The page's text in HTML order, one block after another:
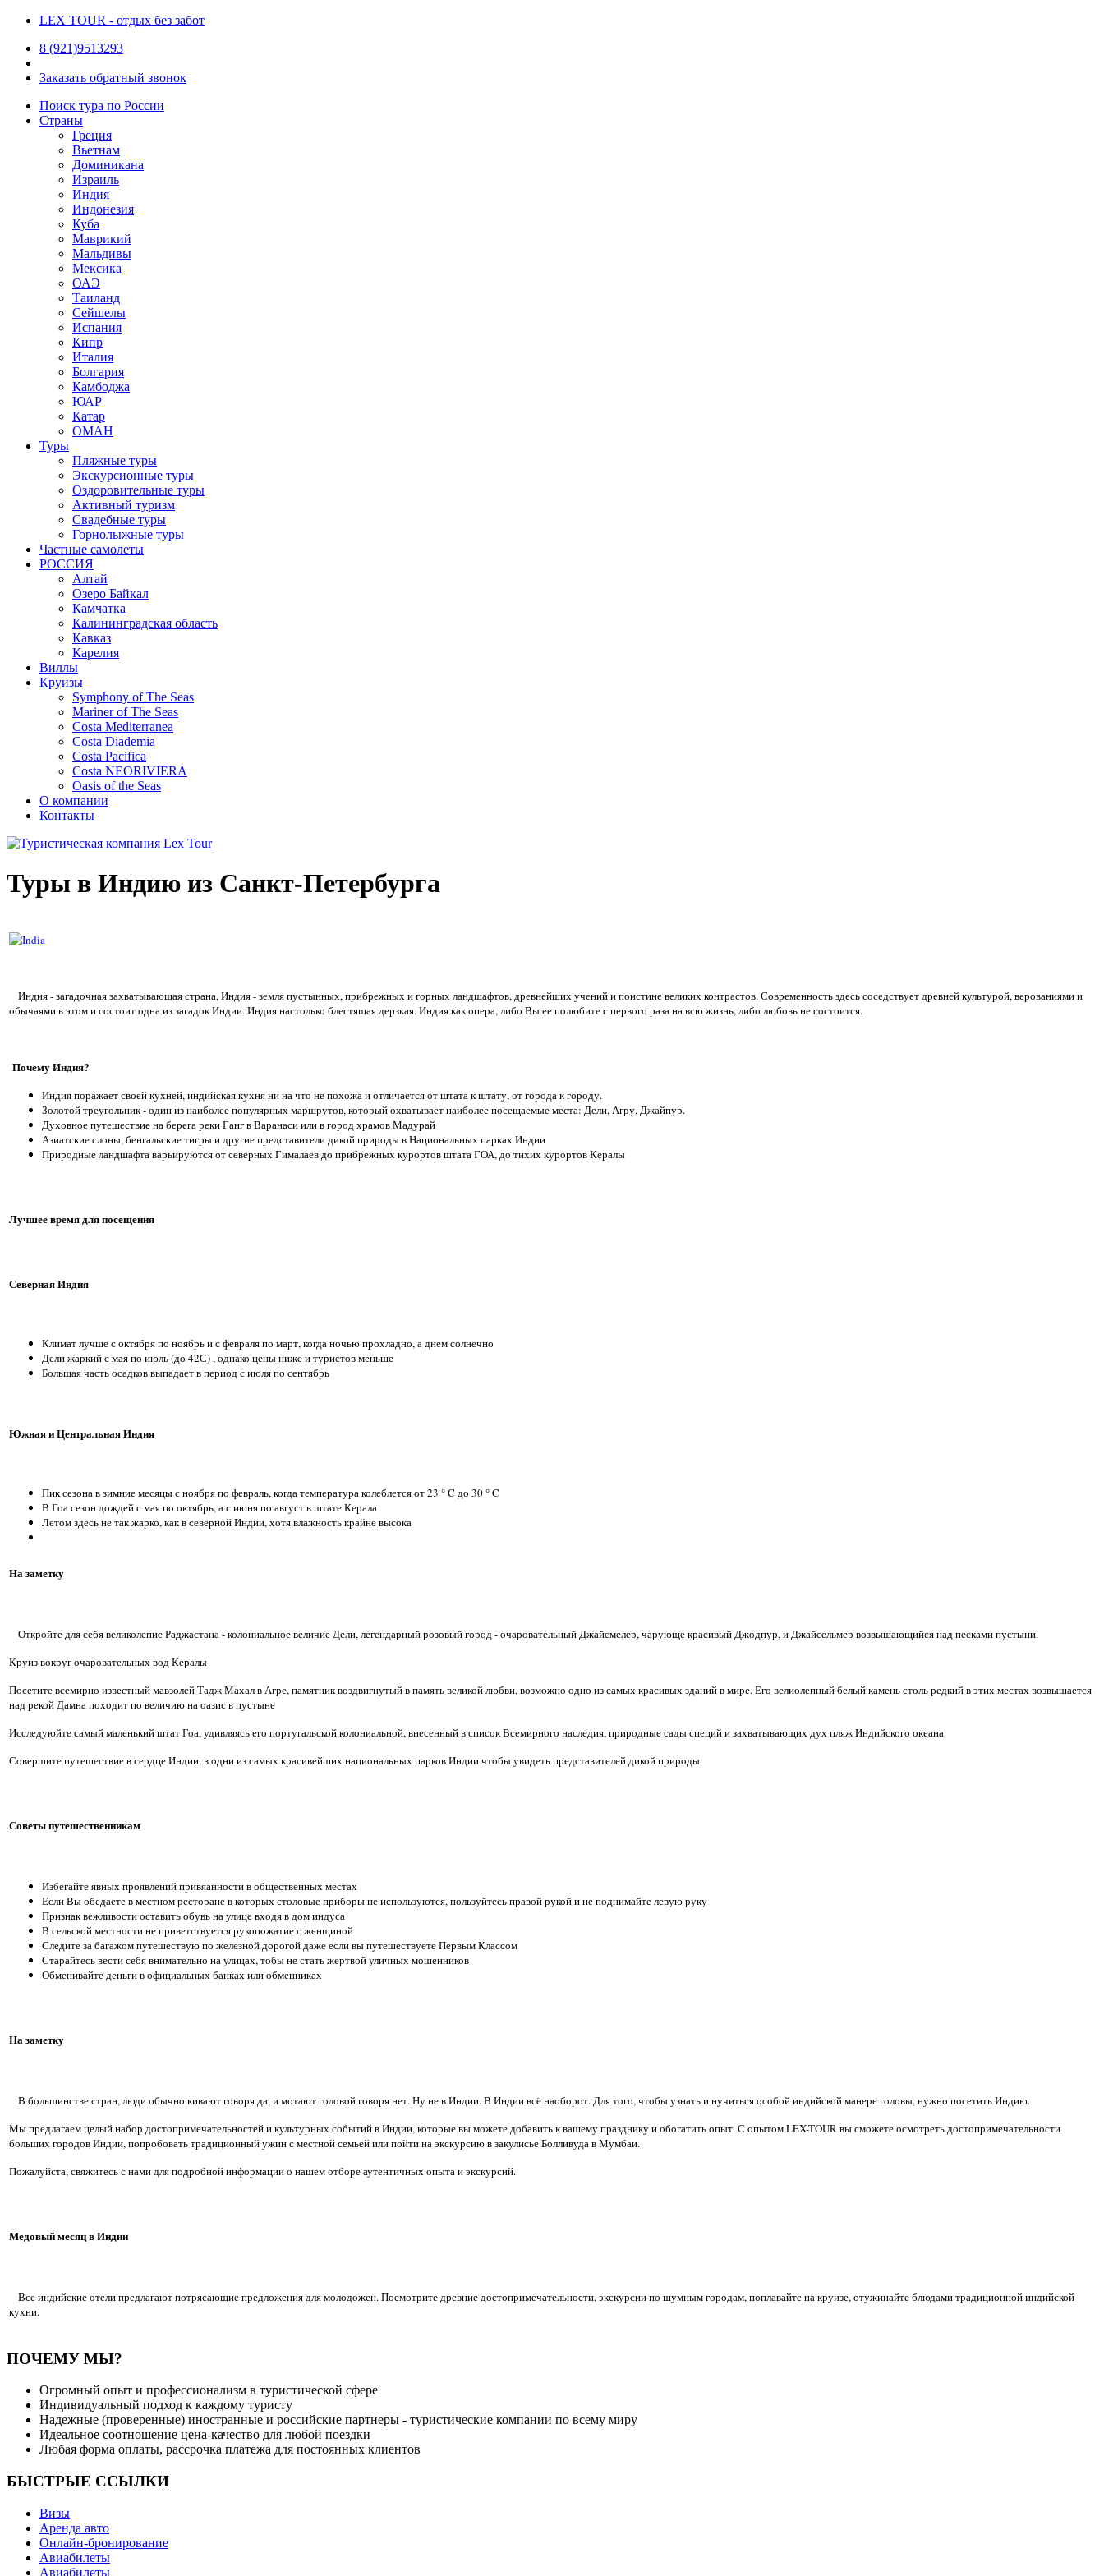
LEX TOUR - отдых без забот
8 (921)9513293
Заказать обратный звонок
Поиск тура по России
Страны
Греция
Вьетнам
Доминикана
Израиль
Индия
Индонезия
Куба
Маврикий
Мальдивы
Мексика
ОАЭ
Таиланд
Сейшелы
Испания
Кипр
Италия
Болгария
Камбоджа
ЮАР
Катар
ОМАН
Туры
Пляжные туры
Экскурсионные туры
Оздоровительные туры
Активный туризм
Свадебные туры
Горнолыжные туры
Частные самолеты
РОССИЯ
Алтай
Озеро Байкал
Камчатка
Калининградская область
Кавказ
Карелия
Виллы
Круизы
Symphony of The Seas
Mariner of The Seas
Costa Mediterranea
Costa Diademia
Costa Pacifica
Costa NEORIVIERA
Oasis of the Seas
О компании
Контакты
Туры в Индию из Санкт-Петербурга
Индия - загадочная захватывающая страна, Индия - земля пустынных, прибрежных и горных ландшафтов, древнейших учений и поистине великих контрастов. Современность здесь соседствует древней культурой, верованиями и
обычаями в этом и состоит одна из загадок Индии. Индия настолько блестящая дерзкая. Индия как опера, либо Вы ее полюбите с первого раза на всю жизнь, либо любовь не состоится.
Почему Индия?
Индия поражает своей кухней, индийская кухня ни на что не похожа и отличается от штата к штату, от города к городу.
Золотой треугольник - один из наиболее популярных маршрутов, который охватывает наиболее посещаемые места: Дели, Агру, Джайпур.
Духовное путешествие на берега реки Ганг в Варанаси или в город храмов Мадурай
Азиатские слоны, бенгальские тигры и другие представители дикой природы в Национальных парках Индии
Природные ландшафта варьируются от северных Гималаев до прибрежных курортов штата ГОА, до тихих курортов Кералы
Лучшее время для посещения
Северная Индия
Климат лучше с октября по ноябрь и с февраля по март, когда ночью прохладно, а днем солнечно
Дели жаркий с мая по июль (до 42С) , однако цены ниже и туристов меньше
Большая часть осадков выпадает в период с июля по сентябрь
Южная и Центральная Индия
Пик сезона в зимние месяцы с ноября по февраль, когда температура колеблется от 23 ° C до 30 ° C
В Гоа сезон дождей с мая по октябрь, а с июня по август в штате Керала
Летом здесь не так жарко, как в северной Индии, хотя влажность крайне высока
На заметку
Откройте для себя великолепие Раджастана - колониальное величие Дели, легендарный розовый город - очаровательный Джайсмелер, чарующе красивый Джодпур, и Джайсельмер возвышающийся над песками пустыни.
Круиз вокруг очаровательных вод Кералы
Посетите всемирно известный мавзолей Тадж Махал в Агре, памятник воздвигнутый в память великой любви, возможно одно из самых красивых зданий в мире. Его велиолепный белый камень столь редкий в этих местах возвышается
над рекой Дамна походит по величию на оазис в пустыне
Исследуюйте самый маленький штат Гоа, удивляясь его португальской колониальной, внесенный в список Всемирного наследия, природные сады специй и захватывающих дух пляж Индийского океана
Совершите путешествие в сердце Индии, в одни из самых красивейших национальных парков Индии чтобы увидеть представителей дикой природы
Советы путешественникам
Избегайте явных проявлений привяанности в общественных местах
Если Вы обедаете в местном ресторане в которых столовые приборы не используются, пользуйтесь правой рукой и не поднимайте левую руку
Признак вежливости оставить обувь на улице входя в дом индуса
В сельской местности не приветствуется рукопожатие с женщиной
Следите за багажом путешествую по железной дорогой даже если вы путешествуете Первым Классом
Старайтесь вести себя внимательно на улицах, тобы не стать жертвой уличных мошенников
Обменивайте деньги в официальных банках или обменниках
На заметку
В большинстве стран, люди обычно кивают говоря да, и мотают головой говоря нет. Ну не в Индии. В Индии всё наоборот. Для того, чтобы узнать и нучиться особой индийской манере головы, нужно посетить Индию.
Мы предлагаем целый набор достопримечательностей и культурных событий в Индии, которые вы можете добавить к вашему празднику и обогатить опыт. С опытом LEX-TOUR вы сможете осмотреть достопримечательности
больших городов Индии, попробовать традиционный ужин с местной семьей или пойти на экскурсию в закулисье Болливуда в Мумбаи.
Пожалуйста, свяжитесь с нами для подробной информации о нашем отборе аутентичных опыта и экскурсий.
Медовый месяц в Индии
Все индийские отели предлагают потрясающие предложения для молодожен. Посмотрите древние достопримечательности, экскурсии по шумным городам, поплавайте на круизе, отужинайте блюдами традиционной индийской
кухни.
ПОЧЕМУ МЫ?
Огромный опыт и профессионализм в туристической сфере
Индивидуальный подход к каждому туристу
Надежные (проверенные) иностранные и российские партнеры - туристические компании по всему миру
Идеальное соотношение цена-качество для любой поездки
Любая форма оплаты, рассрочка платежа для постоянных клиентов
БЫСТРЫЕ ССЫЛКИ
Визы
Аренда авто
Онлайн-бронирование
Авиабилеты
Авиабилеты